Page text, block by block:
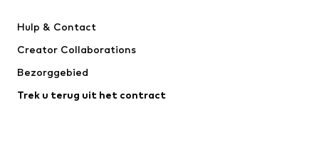
WE Fashion
Hulp & Contact
Creator Collaborations
Bezorggebied
Trek u terug uit het contract